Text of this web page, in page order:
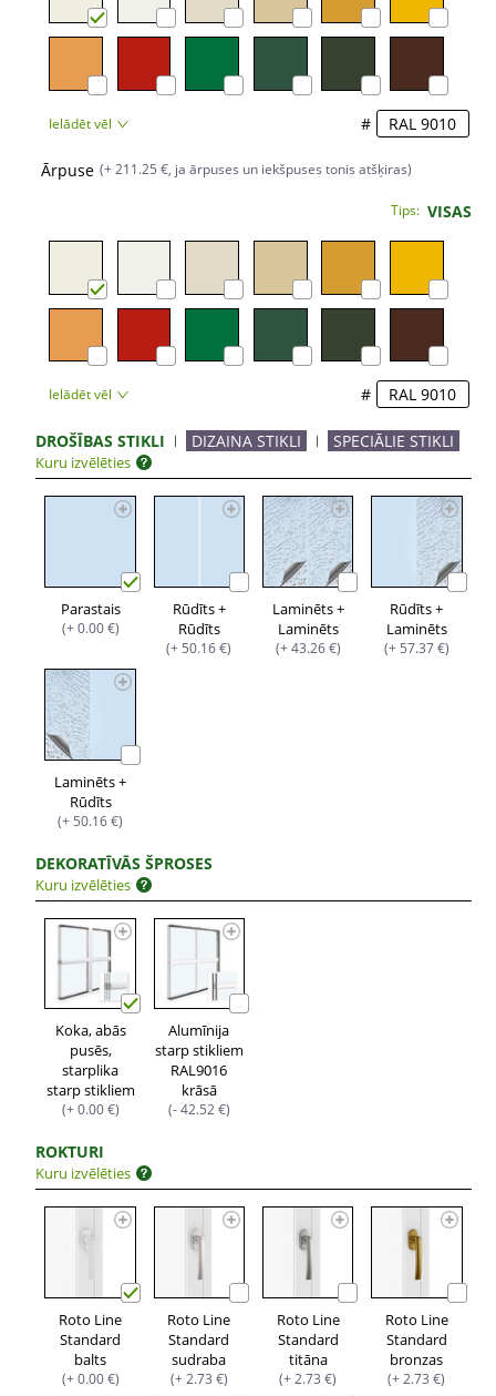
Ielādēt vēl #
Ārpuse (+ 211.25 €, ja ārpuses un iekšpuses tonis atšķiras)
Tips: VISAS
Ielādēt vēl #
DROŠĪBAS STIKLI DIZAINA STIKLI SPECIĀLIE STIKLI
Kuru izvēlēties
Parastais
(+ 0.00 €)
Rūdīts +
Rūdīts
(+ 50.16 €)
Laminēts +
Laminēts
(+ 43.26 €)
Rūdīts +
Laminēts
(+ 57.37 €)
Laminēts +
Rūdīts
(+ 50.16 €)
DEKORATĪVĀS ŠPROSES
Kuru izvēlēties
Koka, abās
pusēs,
starplika
starp stikliem
(+ 0.00 €)
Alumīnija
starp stikliem
RAL9016
krāsā
(- 42.52 €)
ROKTURI
Kuru izvēlēties
Roto Line
Standard
balts
(+ 0.00 €)
Roto Line
Standard
sudraba
(+ 2.73 €)
Roto Line
Standard
titāna
(+ 2.73 €)
Roto Line
Standard
bronzas
(+ 2.73 €)